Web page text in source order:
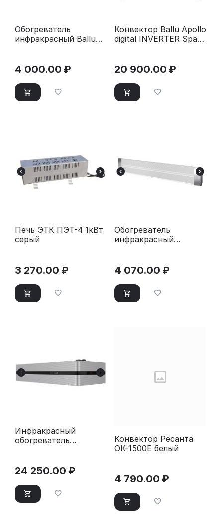
Обогреватель
инфракрасный Ballu
4 000.00 ₽
Конвектор Ballu Apollo
digital INVERTER Space
20 900.00 ₽
Печь ЭТК ПЭТ-4 1кВт
серый
3 270.00 ₽
Обогреватель
инфракрасный
4 070.00 ₽
Инфракрасный
обогреватель
24 250.00 ₽
Конвектор Ресанта
ОК-1500Е белый
4 790.00 ₽